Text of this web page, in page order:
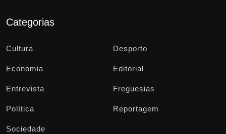
Categorias
Cultura Desporto
Economia Editorial
Entrevista Freguesias
Política Reportagem
Sociedade